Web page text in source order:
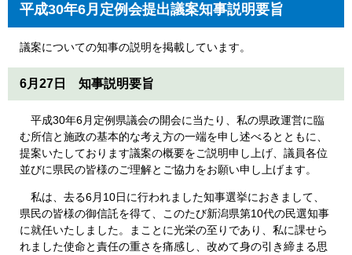
平成30年6月定例会提出議案知事説明要旨
議案についての知事の説明を掲載しています。
6月27日 知事説明要旨
平成30年6月定例県議会の開会に当たり、私の県政運営に臨
む所信と施政の基本的な考え方の一端を申し述べるとともに、
提案いたしております議案の概要をご説明申し上げ、議員各位
並びに県民の皆様のご理解とご協力をお願い申し上げます。
私は、去る6月10日に行われました知事選挙におきまして、
県民の皆様の御信託を得て、このたび新潟県第10代の民選知事
に就任いたしました。まことに光栄の至りであり、私に課せら
れました使命と責任の重さを痛感し、改めて身の引き締まる思